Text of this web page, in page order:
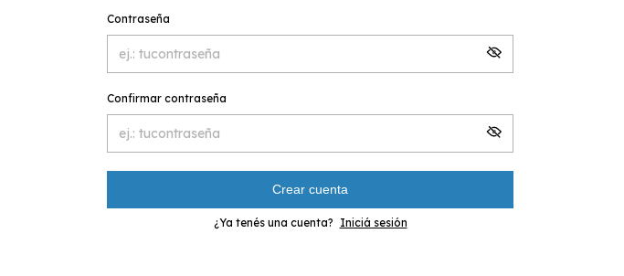
Contraseña
Confirmar contraseña
Crear cuenta
¿Ya tenés una cuenta? Iniciá sesión